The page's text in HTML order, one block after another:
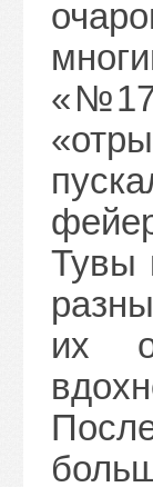
Тувы
их